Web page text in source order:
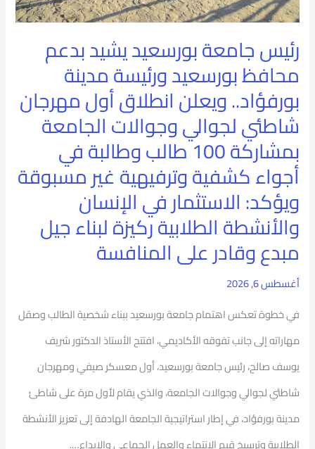
رئيس جامعة بورسعيد يشيد بدعم
محافظ بورسعيد ورئيسة مدينة
بورفؤاد.. ويعلن انطلاق أول مهرجان
شاطئي لجوالي وجوالات الجامعة
بمشاركة 100 طالب وطالبة في
أجواء كشفية وترفيهية غير مسبوقة
ويؤكد: الاستثمار في الإنسان
والأنشطة الطلابية ركيزة لبناء جيل
مبدع وقادر على المنافسة
أغسطس 6, 2026
في خطوة تعكس اهتمام جامعة بورسعيد ببناء شخصية الطالب وصقل
مهاراته إلى جانب تفوقه الأكاديمي، افتتح الأستاذ الدكتور شريف
يوسف صالح، رئيس جامعة بورسعيد، أول معسكر صيفي ومهرجان
شاطئي لجوالي وجوالات الجامعة، والذي يقام لأول مرة على شاطئ
مدينة بورفؤاد، في إطار استراتيجية الجامعة الهادفة إلى تعزيز الأنشطة
الطلابية وترسيخ قيم الانتماء والعمل الجماعي والإبداع….
ورئيسة
مدينة
بورفؤاد..
ويعلن
انطلاق
أول
مهرجان
شاطئي
لجوالي
وجوالات
الجامعة
بمشاركة
100
طالب
وطالبة
في
أجواء